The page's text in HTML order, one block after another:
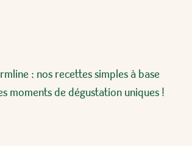
: nos recettes simples à base
moments de dégustation uniques !